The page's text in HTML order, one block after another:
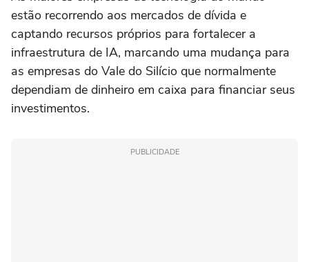
estão recorrendo aos mercados de dívida e
captando recursos próprios para fortalecer a
infraestrutura de IA, marcando uma mudança para
as empresas do Vale do Silício que normalmente
dependiam de dinheiro em caixa para financiar seus
investimentos.
PUBLICIDADE